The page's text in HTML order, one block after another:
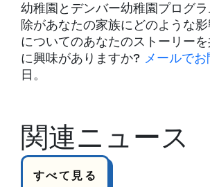
幼稚園とデンバー幼稚園プログ
除があなたの家族にどのような
についてのあなたのストーリー
に興味がありますか? メールで
日。
関連ニュース
すべて見る